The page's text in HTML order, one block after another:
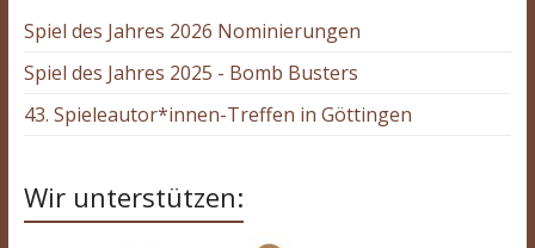
Spiel des Jahres 2026 Nominierungen
Spiel des Jahres 2025 - Bomb Busters
43. Spieleautor*innen-Treffen in Göttingen
Wir unterstützen: